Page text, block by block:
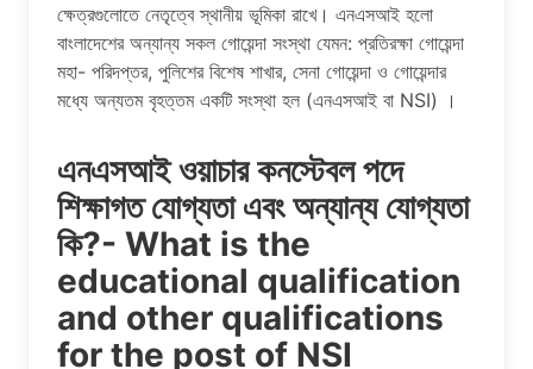
ক্ষেত্রগুলোতে নেতৃত্বে স্থানীয় ভূমিকা রাখে। এনএসআই হলো
বাংলাদেশের অন্যান্য সকল গোয়েন্দা সংস্থা যেমন: প্রতিরক্ষা গোয়েন্দা
মহা- পরিদপ্তর, পুলিশের বিশেষ শাখার, সেনা গোয়েন্দা ও গোয়েন্দার
মধ্যে অন্যতম বৃহত্তম একটি সংস্থা হল (এনএসআই বা NSI) ।
এনএসআই ওয়াচার কনস্টেবল পদে
শিক্ষাগত যোগ্যতা এবং অন্যান্য যোগ্যতা
কি?- What is the
educational qualification
and other qualifications
for the post of NSI